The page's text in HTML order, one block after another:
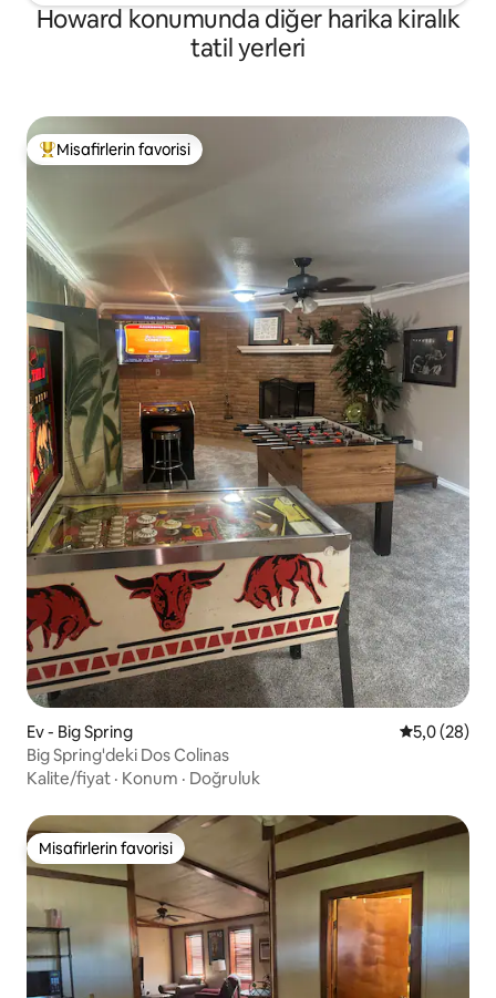
Howard konumunda diğer harika kiralık
tatil yerleri
Misafirlerin favorilerinden en beğenilenler arasında
Misafirlerin favorisi
Ev - Big Spring 5 üzerinden
5,0 (28)
Big Spring'deki Dos Colinas
Kalite/fiyat · Konum · Doğruluk
Misafirlerin favorisi
Misafirlerin favorisi